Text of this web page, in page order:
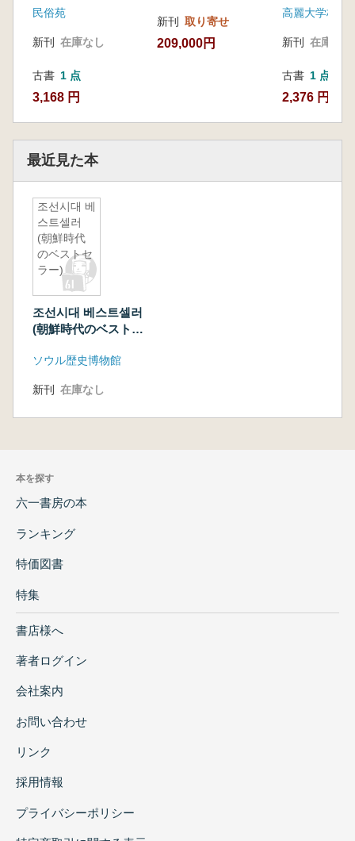
民俗苑
新刊 在庫なし
古書 1 点
3,168 円
新刊 取り寄せ
209,000円 新刊 在庫なし
古書 1 点
2,376 円
最近見た本
조선시대 베
스트셀러
(朝鮮時代
のベストセ
ラー)
조선시대 베스트셀러
(朝鮮時代のベストセ
ソウル歴史博物館
新刊 在庫なし
本を探す
六一書房の本
ランキング
特価図書
特集
書店様へ
著者ログイン
会社案内
お問い合わせ
リンク
採用情報
プライバシーポリシー